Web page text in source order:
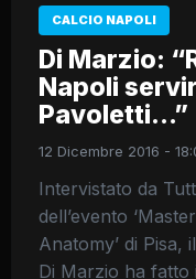
CALCIO NAPOLI
Di Marzio:
Napoli
Pavoletti…”
12 Dicembre 2016 -
Intervistato da
dell’evento
Anatomy’ di Pisa,
Di Marzio ha